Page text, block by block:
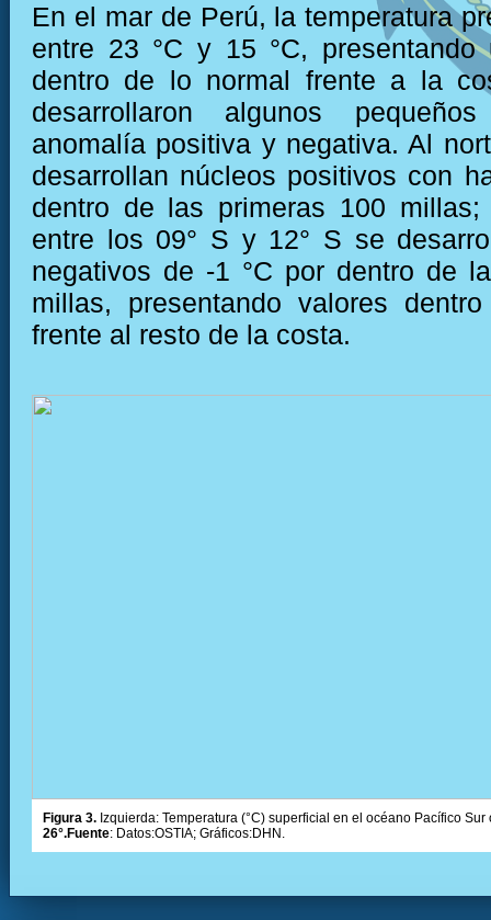
En el mar de Perú, la temperatura
entre 23 °C y 15 °C, presentando
dentro de lo normal frente a la
desarrollaron algunos
anomalía positiva y negativa. Al
desarrollan núcleos positivos con
dentro de las primeras 100 millas;
entre los 09° S y 12° S se
negativos de -1 °C por dentro de
millas, presentando valores
frente al resto de la costa.
Figura 3. Izquierda: Temperatura (°C) superficial en el océano Pacífico
26°.Fuente: Datos:OSTIA; Gráficos:DHN.